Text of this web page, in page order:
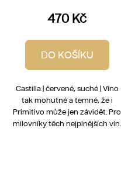
470 Kč
DO KOŠÍKU
Castilla | červené, suché | Víno
tak mohutné a temné, že i
Primitivo může jen závidět. Pro
milovníky těch nejplnějších vín.